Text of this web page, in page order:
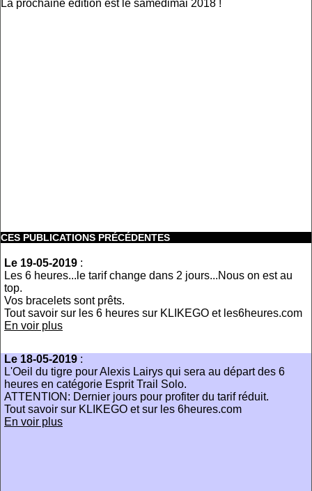
La prochaine édition est le samedimai 2018 !
CES PUBLICATIONS PRÉCÉDENTES
Le 19-05-2019 :
Les 6 heures...le tarif change dans 2 jours...Nous on est au
top.
Vos bracelets sont prêts.
Tout savoir sur les 6 heures sur KLIKEGO et les6heures.com
En voir plus
Le 18-05-2019 :
L'Oeil du tigre pour Alexis Lairys qui sera au départ des 6
heures en catégorie Esprit Trail Solo.
ATTENTION: Dernier jours pour profiter du tarif réduit.
Tout savoir sur KLIKEGO et sur les 6heures.com
En voir plus